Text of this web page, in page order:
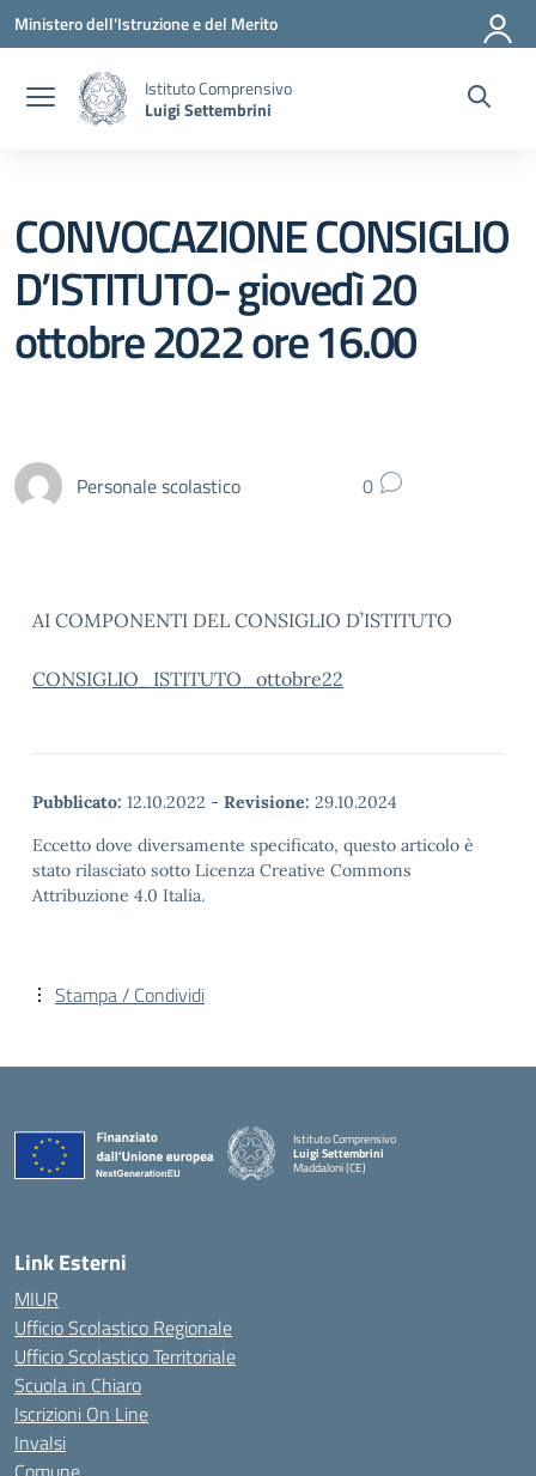
Vai ai contenuti
Vai al menu di navigazione
Vai al footer
Ministero dell'Istruzione e del Merito
Istituto Comprensivo
Luigi Settembrini
CONVOCAZIONE CONSIGLIO
D’ISTITUTO- giovedì 20
ottobre 2022 ore 16.00
Personale scolastico 0
AI COMPONENTI DEL CONSIGLIO D’ISTITUTO
CONSIGLIO_ISTITUTO_ottobre22
Pubblicato: 12.10.2022 - Revisione: 29.10.2024
Eccetto dove diversamente specificato, questo articolo è
stato rilasciato sotto Licenza Creative Commons
Attribuzione 4.0 Italia.
Stampa / Condividi
Istituto Comprensivo
Luigi Settembrini
Maddaloni (CE)
Link Esterni
MIUR
Ufficio Scolastico Regionale
Ufficio Scolastico Territoriale
Scuola in Chiaro
Iscrizioni On Line
Invalsi